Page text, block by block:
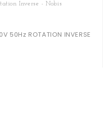
Inverse - Nobis
ROTATION INVERSE